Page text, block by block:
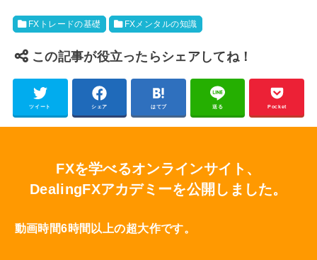
FXトレードの基礎 FXメンタルの知識
この記事が役立ったらシェアしてね！
ツイート シェア はてブ 送る Pocket
FXを学べるオンラインサイト、
DealingFXアカデミーを公開しました。
動画時間6時間以上の超大作です。